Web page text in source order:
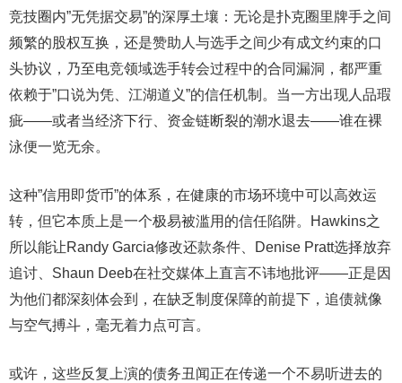
竞技圈内”无凭据交易”的深厚土壤：无论是扑克圈里牌手之间
频繁的股权互换，还是赞助人与选手之间少有成文约束的口
头协议，乃至电竞领域选手转会过程中的合同漏洞，都严重
依赖于”口说为凭、江湖道义”的信任机制。当一方出现人品瑕
疵——或者当经济下行、资金链断裂的潮水退去——谁在裸
泳便一览无余。
这种”信用即货币”的体系，在健康的市场环境中可以高效运
转，但它本质上是一个极易被滥用的信任陷阱。Hawkins之
所以能让Randy Garcia修改还款条件、Denise Pratt选择放弃
追讨、Shaun Deeb在社交媒体上直言不讳地批评——正是因
为他们都深刻体会到，在缺乏制度保障的前提下，追债就像
与空气搏斗，毫无着力点可言。
或许，这些反复上演的债务丑闻正在传递一个不易听进去的